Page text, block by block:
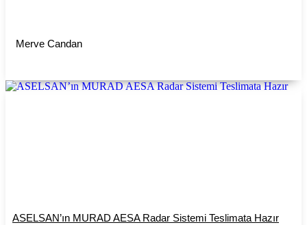
Merve Candan
ASELSAN’ın MURAD AESA Radar Sistemi Teslimata Hazır